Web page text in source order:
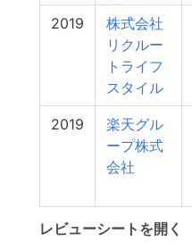
2019
株式会社
リクルー
トライフ
スタイル
2019
楽天グル
ープ株式
会社
レビューシートを開く